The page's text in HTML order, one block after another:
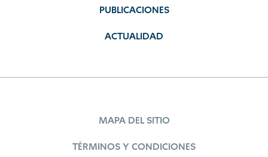
PUBLICACIONES
ACTUALIDAD
MAPA DEL SITIO
TÉRMINOS Y CONDICIONES